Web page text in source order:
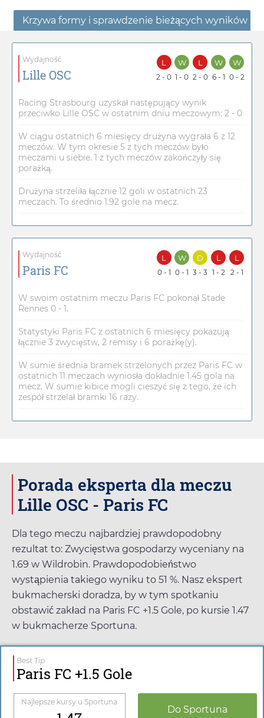
Krzywa formy i sprawdzenie bieżących wyników
Wydajność
Lille OSC
L
2 - 0
W
1 - 0
L
2 - 0
W
6 - 1
W
0 - 2
Racing Strasbourg uzyskał następujący wynik
przeciwko Lille OSC w ostatnim dniu meczowym: 2 - 0
W ciągu ostatnich 6 miesięcy drużyna wygrała 6 z 12
meczów. W tym okresie 5 z tych meczów było
meczami u siebie. 1 z tych meczów zakończyły się
porażką.
Drużyna strzeliła łącznie 12 goli w ostatnich 23
meczach. To średnio 1.92 gole na mecz.
Wydajność
Paris FC
L
0 - 1
W
0 - 1
D
3 - 3
L
1 - 2
L
2 - 1
W swoim ostatnim meczu Paris FC pokonał Stade
Rennes 0 - 1.
Statystyki Paris FC z ostatnich 6 miesięcy pokazują
łącznie 3 zwycięstw, 2 remisy i 6 porażkę(y).
W sumie średnia bramek strzelonych przez Paris FC w
ostatnich 11 meczach wyniosła dokładnie 1.45 gola na
mecz. W sumie kibice mogli cieszyć się z tego, że ich
zespół strzelał bramki 16 razy.
Porada eksperta dla meczu
Lille OSC - Paris FC
Dla tego meczu najbardziej prawdopodobny
rezultat to: Zwycięstwa gospodarzy wyceniany na
1.69 w Wildrobin. Prawdopodobieństwo
wystąpienia takiego wyniku to 51 %. Nasz ekspert
bukmacherski doradza, by w tym spotkaniu
obstawić zakład na Paris FC +1.5 Gole, po kursie 1.47
w bukmacherze Sportuna.
Best Tip
Paris FC +1.5 Gole
Najlepsze kursy u Sportuna
Do Sportuna